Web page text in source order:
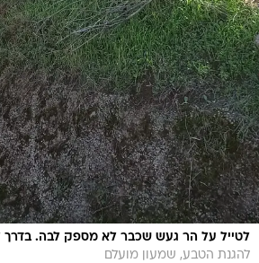
לטייל על הר געש שכבר לא מספק לבה. בדרך
להגנת הטבע, שמעון מועלם